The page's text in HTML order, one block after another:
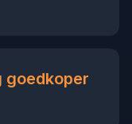
goedkoper